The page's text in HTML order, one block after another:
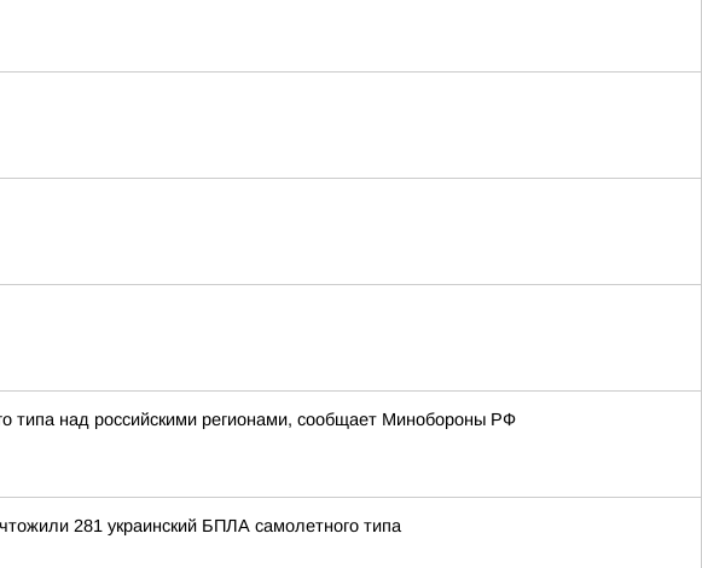
типа над российскими регионами, сообщает Минобороны РФ
281 украинский БПЛА самолетного типа